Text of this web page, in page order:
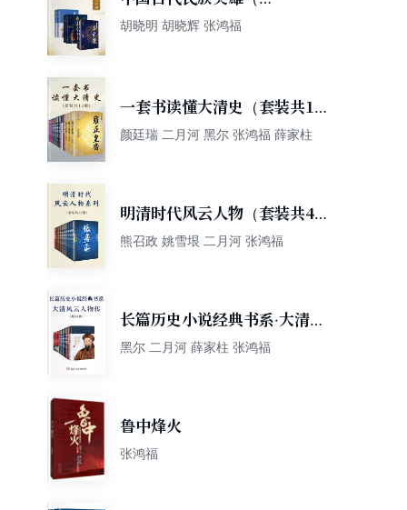
六册）
胡晓明 胡晓辉 张鸿福
一套书读懂大清史（套装共13
册）
颜廷瑞 二月河 黑尔 张鸿福 薛家柱
明清时代风云人物（套装共4
册）
熊召政 姚雪垠 二月河 张鸿福
长篇历史小说经典书系·大清风
云人物传（套装共10册）
黑尔 二月河 薛家柱 张鸿福
鲁中烽火
张鸿福